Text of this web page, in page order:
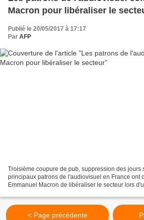
Macron pour libéraliser le
Publié le 20/05/2017 à 17:17
Par AFP
Troisième coupure de pub, suppression des jours
principaux patrons de l'audiovisuel en France ont
Emmanuel Macron de libéraliser le secteur lors
< Page précédente